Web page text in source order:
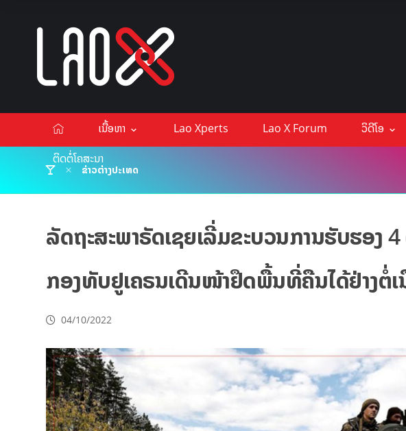
ເນື້ອຫາ Lao Xperts Lao X Forum ວິດີໂອ
ຕິດຕໍ່ໂຄສະນາ
ຂ່າວຕ່າງປະເທດ
ລັດຖະສະພາຣັດເຊຍເລີ່ມຂະບວນການຮັບຮອງ
ກອງທັບຢູເຄຣນເດີນໜ້າຢຶດພື້ນທີ່ຄືນໄດ້ຢ່າງຕໍ່ເ
04/10/2022